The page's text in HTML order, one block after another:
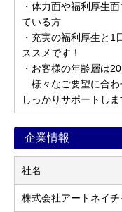
・体力面や福利厚生
ている方
・充実の福利厚生と1
ススメです！
・お客様の年齢層は
様々なご要望に合わ
しっかりサポートしま
企業情報
社名
株式会社アートネイチ